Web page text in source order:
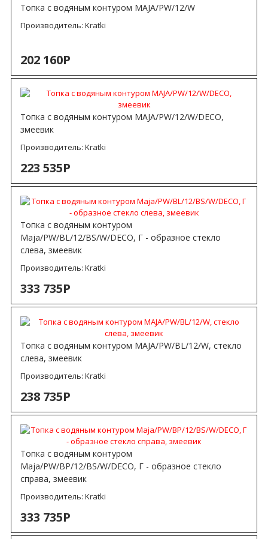
Топка с водяным контуром MAJA/PW/12/W
Производитель: Kratki
202 160Р
Топка с водяным контуром MAJA/PW/12/W/DECO,
змеевик
Производитель: Kratki
223 535Р
Топка с водяным контуром
Maja/PW/BL/12/BS/W/DECO, Г - образное стекло
слева, змеевик
Производитель: Kratki
333 735Р
Топка с водяным контуром MAJA/PW/BL/12/W, стекло
слева, змеевик
Производитель: Kratki
238 735Р
Топка с водяным контуром
Maja/PW/BP/12/BS/W/DECO, Г - образное стекло
справа, змеевик
Производитель: Kratki
333 735Р